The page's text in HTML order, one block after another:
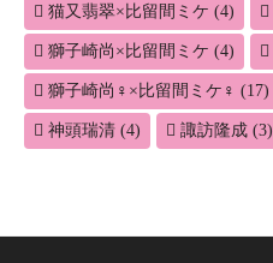
猫又翡翠×比留間ミケ (4)
獅子崎尚×比留間ミケ (4)
獅子崎尚♀×比留間ミケ♀ (17)
神頭瑞清 (4) 諏訪隆成 (3)